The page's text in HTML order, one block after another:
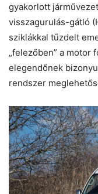
gyakorlott
visszagurulás-gátló
sziklákkal tűzdelt
„felezőben” a motor
elegendőnek
rendszer